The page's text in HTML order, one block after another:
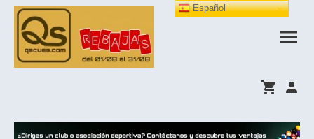
Español